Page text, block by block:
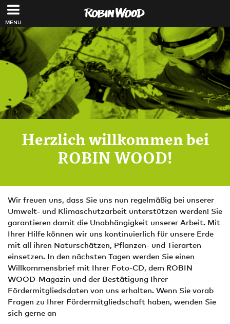
Direkt zum Inhalt
Herzlich willkommen bei
ROBIN WOOD!
Wir freuen uns, dass Sie uns nun regelmäßig bei unserer
Umwelt- und Klimaschutzarbeit unterstützen werden! Sie
garantieren damit die Unabhängigkeit unserer Arbeit. Mit
Ihrer Hilfe können wir uns kontinuierlich für unsere Erde
mit all ihren Naturschätzen, Pflanzen- und Tierarten
einsetzen. In den nächsten Tagen werden Sie einen
Willkommensbrief mit Ihrer Foto-CD, dem ROBIN
WOOD-Magazin und der Bestätigung Ihrer
Fördermitgliedsdaten von uns erhalten. Wenn Sie vorab
Fragen zu Ihrer Fördermitgliedschaft haben, wenden Sie
sich gerne an